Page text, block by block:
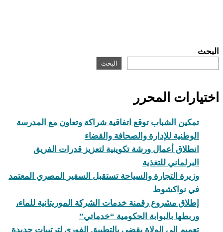
البحث
البحث
اختيارات المحرر
تمكين الشباب توقع اتفاقية شراكة وتعاون مع المدرسة
الوطنية للإدارة والصحافة والقضاء
انطلاق أعمال ورشة تكوينية لتعزيز قدرات الفريق
البرلماني للتغذية
وزيرة التجارة والسياحة تستقبل السفير المصري المعتمد
في نواكشوط
إطلاق مشروع رقمنة خدمات الشركة الموريتانية للماء،
وربطها بالبوابة الحكومية “خدماتي”
تعميم إلى الولاة يقضي بالتطبيق الفوري لترتيبات جديدة